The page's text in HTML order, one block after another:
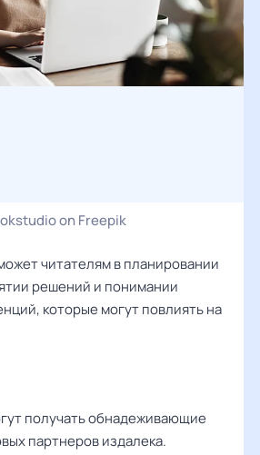
on Freepik
читателям в планировании
решений и понимании
которые могут повлиять на
получать обнадеживающие
партнеров издалека.